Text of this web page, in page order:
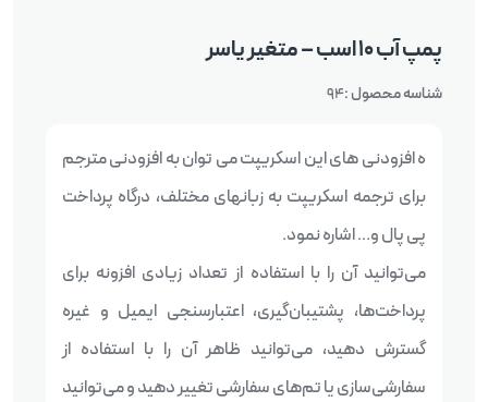
پمپ آب 10 اسب – متغیر یاسر
شناسه محصول :94
ه افزودنی های این اسکریپت می توان به افزودنی مترجم
برای ترجمه اسکریپت به زبانهای مختلف، درگاه پرداخت
پی پال و… اشاره نمود.
می‌توانید آن را با استفاده از تعداد زیادی افزونه برای
پرداخت‌ها، پشتیبان‌گیری، اعتبارسنجی ایمیل و غیره
گسترش دهید، می‌توانید ظاهر آن را با استفاده از
سفارشی‌سازی یا تم‌های سفارشی تغییر دهید و می‌توانید